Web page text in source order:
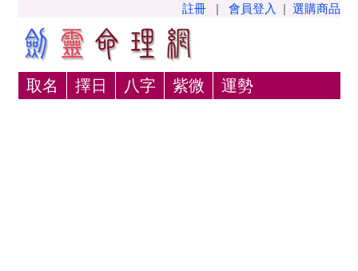
註冊 | 會員登入 | 選購商品
取名 擇日 八字 紫微 運勢